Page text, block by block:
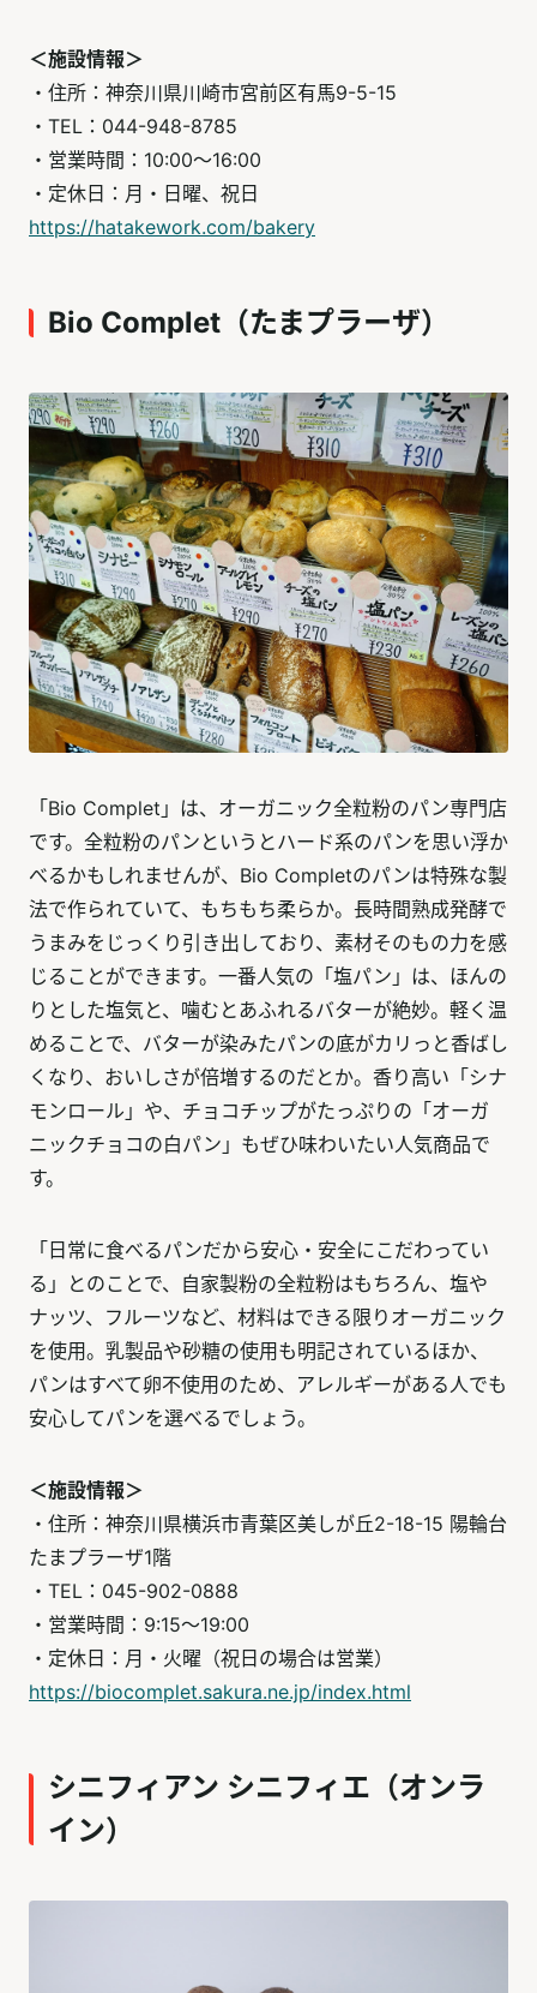
＜施設情報＞
・住所：神奈川県川崎市宮前区有馬9-5-15
・TEL：044-948-8785
・営業時間：10:00～16:00
・定休日：月・日曜、祝日
https://hatakework.com/bakery
Bio Complet（たまプラーザ）
「Bio Complet」は、オーガニック全粒粉のパン専門店
です。全粒粉のパンというとハード系のパンを思い浮か
べるかもしれませんが、Bio Completのパンは特殊な製
法で作られていて、もちもち柔らか。長時間熟成発酵で
うまみをじっくり引き出しており、素材そのもの力を感
じることができます。一番人気の「塩パン」は、ほんの
りとした塩気と、噛むとあふれるバターが絶妙。軽く温
めることで、バターが染みたパンの底がカリっと香ばし
くなり、おいしさが倍増するのだとか。香り高い「シナ
モンロール」や、チョコチップがたっぷりの「オーガ
ニックチョコの白パン」もぜひ味わいたい人気商品で
す。
「日常に食べるパンだから安心・安全にこだわってい
る」とのことで、自家製粉の全粒粉はもちろん、塩や
ナッツ、フルーツなど、材料はできる限りオーガニック
を使用。乳製品や砂糖の使用も明記されているほか、
パンはすべて卵不使用のため、アレルギーがある人でも
安心してパンを選べるでしょう。
＜施設情報＞
・住所：神奈川県横浜市青葉区美しが丘2-18-15 陽輪台
たまプラーザ1階
・TEL：045-902-0888
・営業時間：9:15～19:00
・定休日：月・火曜（祝日の場合は営業）
https://biocomplet.sakura.ne.jp/index.html
シニフィアン シニフィエ（オンラ
イン）